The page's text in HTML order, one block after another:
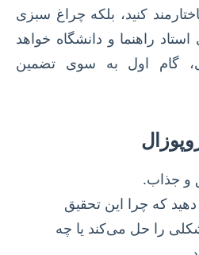
کنید، بلکه چراغ سبزی
راهنما و دانشگاه خواهد
گام اول به سوی تضمین
و جذاب.
که چرا این تحقیق
را حل می‌کند یا چه